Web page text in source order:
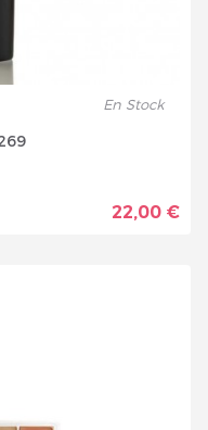
En Stock
22,00 €